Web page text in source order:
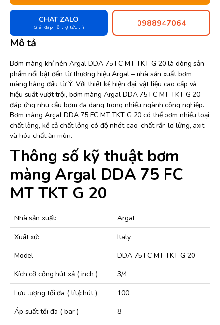
CHAT ZALO
Giải đáp hỗ trợ tức thì 0988947064
Mô tả
Bơm màng khí nén Argal DDA 75 FC MT TKT G 20 là dòng sản
phẩm nổi bật đến từ thương hiệu Argal – nhà sản xuất bơm
màng hàng đầu từ Ý. Với thiết kế hiện đại, vật liệu cao cấp và
hiệu suất vượt trội, bơm màng Argal DDA 75 FC MT TKT G 20
đáp ứng nhu cầu bơm đa dạng trong nhiều ngành công nghiệp.
Bơm màng Argal DDA 75 FC MT TKT G 20 có thể bơm nhiều loại
chất lỏng, kể cả chất lỏng có độ nhớt cao, chất rắn lơ lửng, axit
và hóa chất ăn mòn.
Thông số kỹ thuật bơm
màng Argal DDA 75 FC
MT TKT G 20
Nhà sản xuất:
Argal
Xuất xứ:
Italy
Model
DDA 75 FC MT TKT G 20
Kích cỡ cổng hút xả ( inch )
3/4
Lưu lượng tối đa ( lít/phút )
100
Áp suất tối đa ( bar )
8